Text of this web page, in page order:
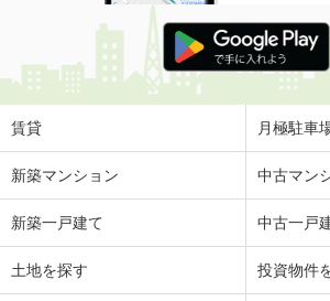
賃貸 月極駐車
新築マンション 中古マン
新築一戸建て 中古一戸
土地を探す 投資物件